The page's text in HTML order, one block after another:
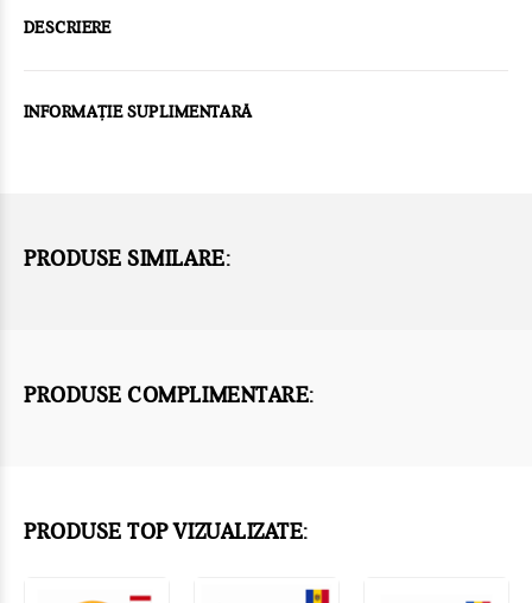
DESCRIERE
INFORMAȚIE SUPLIMENTARĂ
PRODUSE SIMILARE:
PRODUSE COMPLIMENTARE:
PRODUSE TOP VIZUALIZATE: